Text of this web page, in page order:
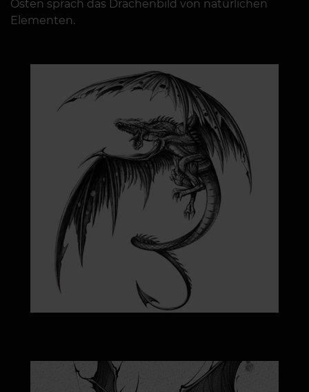
Osten sprach das Drachenbild von natürlichen
Elementen.